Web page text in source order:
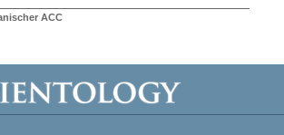
ACC